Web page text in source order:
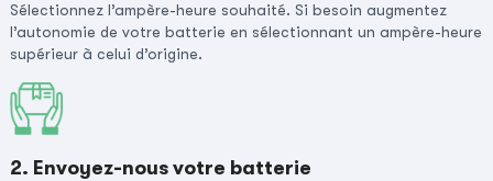
Sélectionnez l’ampère-heure souhaité. Si besoin augmentez
l’autonomie de votre batterie en sélectionnant un ampère-heure
supérieur à celui d’origine.
2. Envoyez-nous votre batterie